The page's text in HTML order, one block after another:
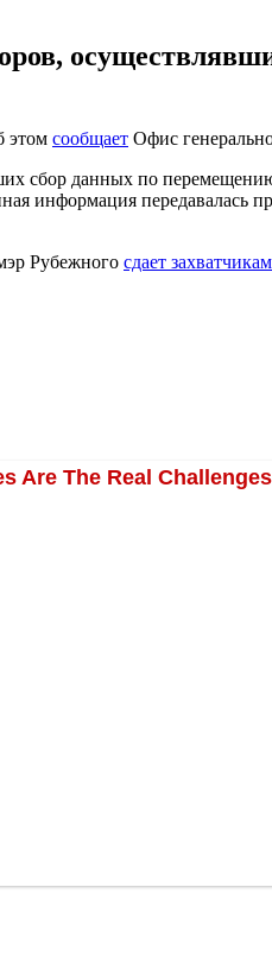
этом сообщает Офис
сбор данных по
информация передавалась
Рубежного сдает